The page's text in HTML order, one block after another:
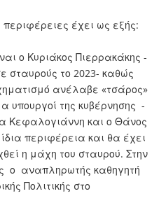
έχει ως εξής:
ο Κυριάκος Πιερρακάκης -
σταυρούς το 2023- καθώς
ανέλαβε «τσάρος»
υπουργοί της κυβέρνησης -
Κεφαλογιάννη και ο Θάνος
περιφέρεια και θα έχει
η μάχη του σταυρού. Στην
ο αναπληρωτής καθηγητή
Πολιτικής στο